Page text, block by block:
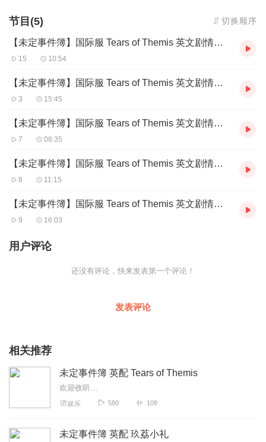
节目(5) 切换顺序
【未定事件簿】国际服 Tears of Themis 英文剧情（中配英字）第一章 - 01
15 10:54
【未定事件簿】国际服 Tears of Themis 英文剧情（中配英字）第一章 - 02
3 15:45
【未定事件簿】国际服 Tears of Themis 英文剧情（中配英字）第一章 - 03
7 08:35
【未定事件簿】国际服 Tears of Themis 英文剧情（中配英字）第一章 - 04
8 11:15
【未定事件簿】国际服 Tears of Themis 英文剧情（中配英字）第一章 - 05
9 16:03
用户评论
还没有评论，快来发表第一个评论！
发表评论
相关推荐
未定事件簿 英配 Tears of Themis
欢迎收听…
娱乐 580 108
未定事件簿 英配 玖荔小礼